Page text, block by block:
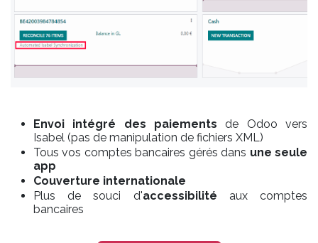
Envoi intégré des paiements de Odoo vers
Isabel (pas de manipulation de fichiers XML)
Tous vos comptes bancaires gérés dans une seule
app
Couverture internationale
Plus de souci d'accessibilité aux comptes
bancaires